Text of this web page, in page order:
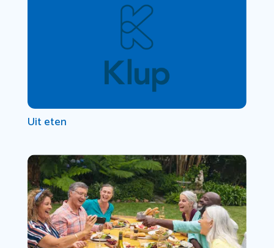
Uit eten